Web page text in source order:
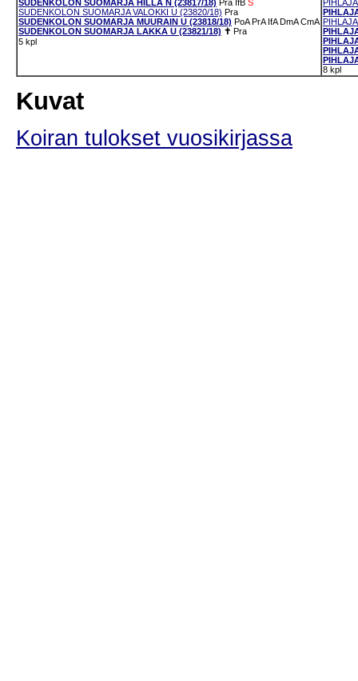
SUDENKOLON SUOMARJA HILLA N (23817/18) Pra IfB S
SUDENKOLON SUOMARJA VALOKKI U (23820/18) Pra
SUDENKOLON SUOMARJA MUURAIN U (23818/18) PoA PrA IfA DmA CmA
SUDENKOLON SUOMARJA LAKKA U (23821/18) ✝ Pra
5 kpl
8 kpl
Kuvat
Koiran tulokset vuosikirjassa